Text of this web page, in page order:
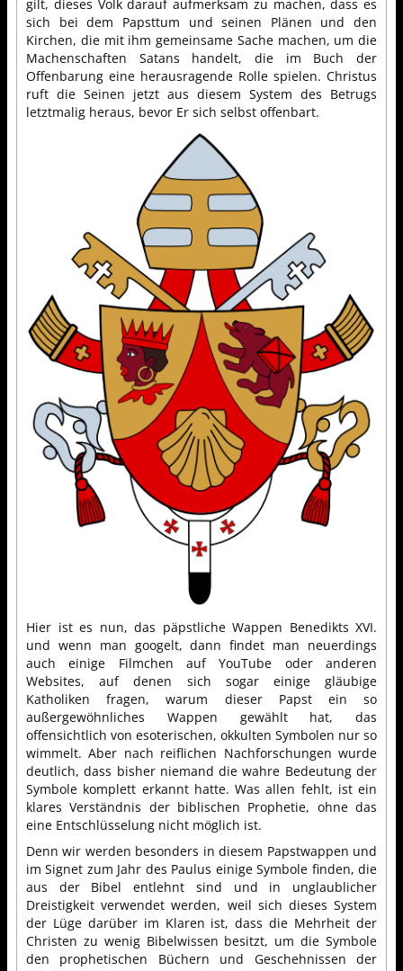
gilt, dieses Volk darauf aufmerksam zu machen, dass es
sich bei dem Papsttum und seinen Plänen und den
Kirchen, die mit ihm gemeinsame Sache machen, um die
Machenschaften Satans handelt, die im Buch der
Offenbarung eine herausragende Rolle spielen. Christus
ruft die Seinen jetzt aus diesem System des Betrugs
letztmalig heraus, bevor Er sich selbst offenbart.
Hier ist es nun, das päpstliche Wappen Benedikts XVI.
und wenn man googelt, dann findet man neuerdings
auch einige Filmchen auf YouTube oder anderen
Websites, auf denen sich sogar einige gläubige
Katholiken fragen, warum dieser Papst ein so
außergewöhnliches Wappen gewählt hat, das
offensichtlich von esoterischen, okkulten Symbolen nur so
wimmelt. Aber nach reiflichen Nachforschungen wurde
deutlich, dass bisher niemand die wahre Bedeutung der
Symbole komplett erkannt hatte. Was allen fehlt, ist ein
klares Verständnis der biblischen Prophetie, ohne das
eine Entschlüsselung nicht möglich ist.
Denn wir werden besonders in diesem Papstwappen und
im Signet zum Jahr des Paulus einige Symbole finden, die
aus der Bibel entlehnt sind und in unglaublicher
Dreistigkeit verwendet werden, weil sich dieses System
der Lüge darüber im Klaren ist, dass die Mehrheit der
Christen zu wenig Bibelwissen besitzt, um die Symbole
den prophetischen Büchern und Geschehnissen der